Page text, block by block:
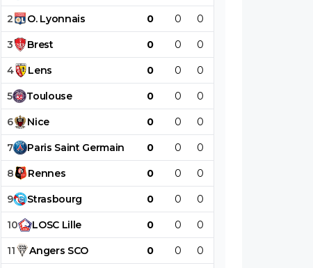
2 O. Lyonnais 0 0 0
3 Brest 0 0 0
4 Lens 0 0 0
5 Toulouse 0 0 0
6 Nice 0 0 0
7 Paris Saint Germain 0 0 0
8 Rennes 0 0 0
9 Strasbourg 0 0 0
10 LOSC Lille 0 0 0
11 Angers SCO 0 0 0